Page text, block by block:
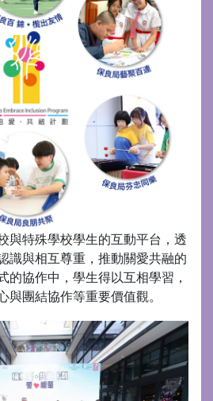
與特殊學校學生的互動平台，透
識與相互尊重，推動關愛共融的
的協作中，學生得以互相學習，
與團結協作等重要價值觀。